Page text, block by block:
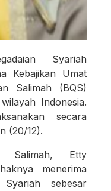
Syariah
Kebajikan Umat
Salimah (BQS)
Indonesia.
secara
(20/12).
Salimah, Etty
menerima
sebesar